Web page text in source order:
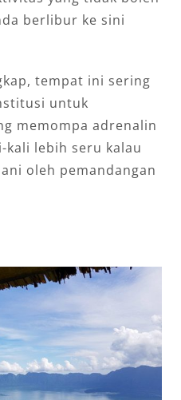
berlibur ke sini
tempat ini sering
untuk
memompa adrenalin
kali lebih seru kalau
oleh pemandangan